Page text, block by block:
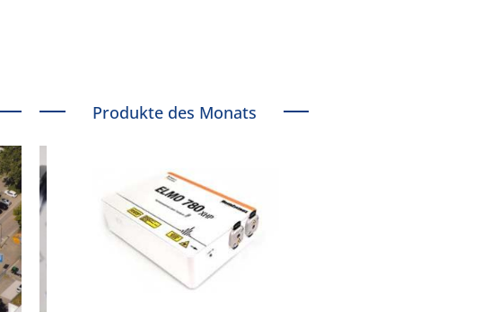
Produkte des Monats